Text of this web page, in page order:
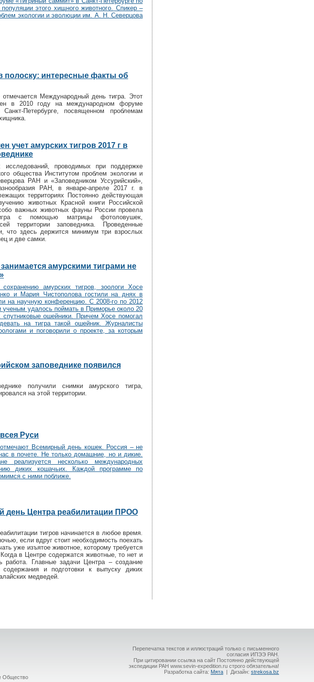
этого хищного животного. Спикер –
экологии и эволюции им. А. Н. Северцова
полоску: интересные факты об
Международный день тигра. Этот
в 2010 году на международном форуме
Петербурге, посвященном проблемам
учет амурских тигров 2017 г в
исследований, проводимых при поддержке
общества Институтом проблем экологии и
РАН и «Заповедником Уссурийский»,
РАН, в январе-апреле 2017 г. в
территориях Постоянно действующая
животных Красной книги Российской
важных животных фауны России провела
с помощью матрицы фотоловушек,
территории заповедника. Проведенные
что здесь держится минимум три взрослых
и две самки.
амурскими тиграми не
сохранению амурских тигров, зоологи Хосе
и Мария Чистополова гостили на днях в
на научную конференцию. С 2008-го по 2012
ученым удалось поймать в Приморье около 20
спутниковые ошейники. Причем Хосе помогал
на тигра такой ошейник. Журналисты
и поговорили о проекте, за которым
заповеднике появился
получили снимки амурского тигра,
на этой территории.
Руси
Всемирный день кошек. Россия – не
в почете. Не только домашние, но и дикие.
реализуется несколько международных
диких кошачьих. Каждой программе по
с ними поближе.
день Центра реабилитации ПРОО
тигров начинается в любое время.
если вдруг стоит необходимость поехать
уже изъятое животное, которому требуется
в Центре содержатся животные, то нет и
работа. Главные задачи Центра – создание
и подготовки к выпуску диких
медведей.
Общество
Перепечатка текстов и иллюстраций только с письменного
согласия ИПЭЭ РАН.
При цитировании ссылка на сайт Постоянно действующей
экспедиции РАН www.sevin-expedition.ru строго обязательна!
Разработка сайта: Мята | Дизайн: strekosa.bz